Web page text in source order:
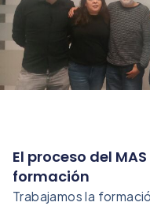
El proceso del
formación
Trabajamos la